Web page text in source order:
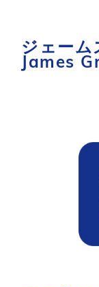
ジェーム
James